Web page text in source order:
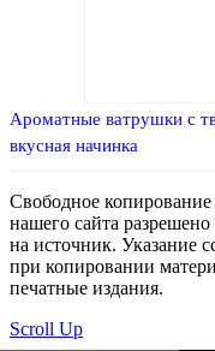
Ароматные ватрушки с
вкусная начинка
Свободное копирование
нашего сайта
на источник. Указание
при копировании
печатные издания.
Scroll Up